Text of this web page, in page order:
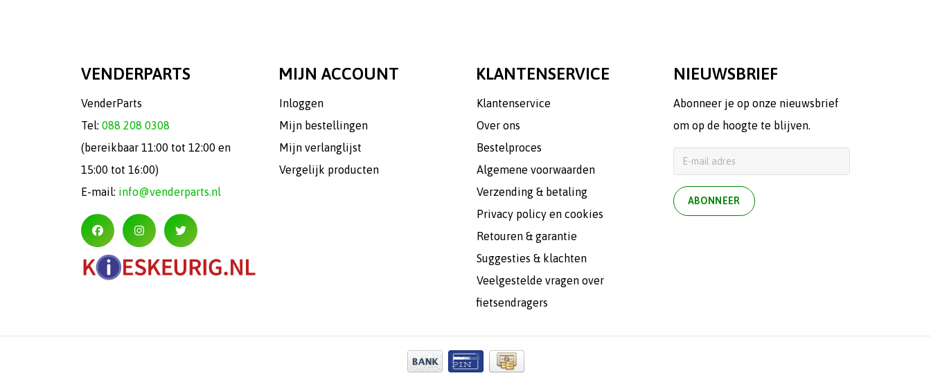
VENDERPARTS
VenderParts
Tel: 088 208 0308
(bereikbaar 11:00 tot 12:00 en
15:00 tot 16:00)
E-mail: info@venderparts.nl
MIJN ACCOUNT
Inloggen
Mijn bestellingen
Mijn verlanglijst
Vergelijk producten
KLANTENSERVICE
Klantenservice
Over ons
Bestelproces
Algemene voorwaarden
Verzending & betaling
Privacy policy en cookies
Retouren & garantie
Suggesties & klachten
Veelgestelde vragen over
fietsendragers
NIEUWSBRIEF
Abonneer je op onze nieuwsbrief
om op de hoogte te blijven.
ABONNEER